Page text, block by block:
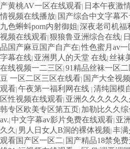
产黄桃AV一区在线观看| 日本午夜激
情视频在线播放| 国产综合中文字幕不
九色蝌蚪porn内射御姐 | 深夜老司机福
视频在线观看| 狠狼鲁亚洲综合在线|
品国产麻豆国产自产在|性色蜜月av
字幕在线| 亚洲男人的天堂 在线| 丝袜
在线视频一二三区| 91精品丝袜一区二
豆 一区二区三区在线看| 国产大全视
观看| 午夜第一福利网在线 | 清纯国模
区性视频在线观看| 亚洲久久久久久久
韩专区欧美专区第五页| 加勒比久久
av.| 中文字幕av影片免费在线观看| 亚
久久 | 男人日女人B洞的裸体视频| 丰
观看国产区一区二 | 国产精品18禁免